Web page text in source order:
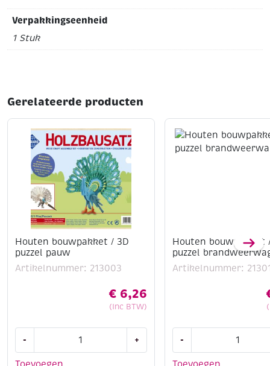
Verpakkingseenheid
1 Stuk
Gerelateerde producten
Houten bouwpakket / 3D
puzzel pauw
Artikelnummer: 213003
€ 6,26
(Inc BTW)
-
/
+
Houten bouwpakket
puzzel
Artikelnummer:
-
/